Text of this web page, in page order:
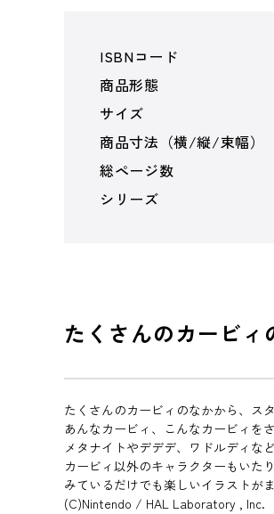
ISBNコード
商品形態
サイズ
商品寸法（横/縦/束幅）
総ページ数
シリーズ
たくさんのカービ
たくさんのカービィのなかから、ス
あんなカービィ、こんなカービィを
メタナイトやデデデ、ワドルディなど
カービィ以外のキャラクターもいたり
みているだけでも楽しいイラストが
(C)Nintendo / HAL Laboratory , Inc.